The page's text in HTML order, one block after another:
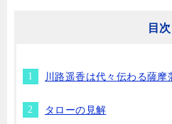
目次
川路遥香は代々伝わる薩摩
タローの見解